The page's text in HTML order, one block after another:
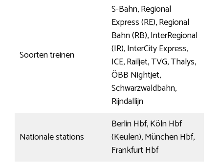
Soorten treinen
S-Bahn, Regional
Express (RE), Regional
Bahn (RB), InterRegional
(IR), InterCity Express,
ICE, Railjet, TVG, Thalys,
ÖBB Nightjet,
Schwarzwaldbahn,
Rijndallijn
Nationale stations
Berlin Hbf, Köln Hbf
(Keulen), München Hbf,
Frankfurt Hbf